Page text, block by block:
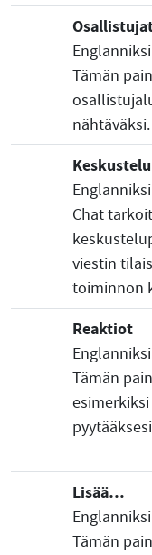
Tämän
nähtäväksi.
Keskustelu
Chat
viestin
toiminnon
Reaktiot
Tämän
Lisää…
Tämän